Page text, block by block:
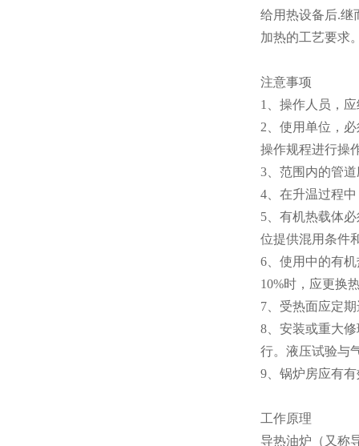
给用热设备后.继
加热的工艺要求
注意事项
1、操作人员，
2、使用单位，
操作规程进行操
3、范围内的管
4、在升温过程
5、有机热载体
位提供混用条件
6、使用中的有
10%时，应更换
7、受热面应定
8、安装或重大
行。液压试验与
9、锅炉房应有
工作原理
导热油炉（又称